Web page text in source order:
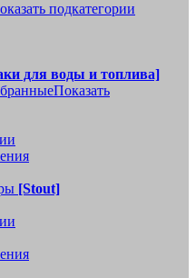
подкатегории
для воды и топлива]
Показать
[Stout]